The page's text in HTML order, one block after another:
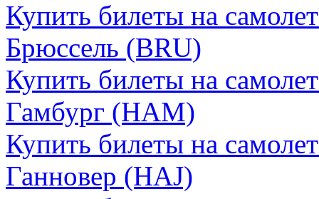
Купить билеты на
Брюссель (BRU)
Купить билеты на
Гамбург (HAM)
Купить билеты на
Ганновер (HAJ)